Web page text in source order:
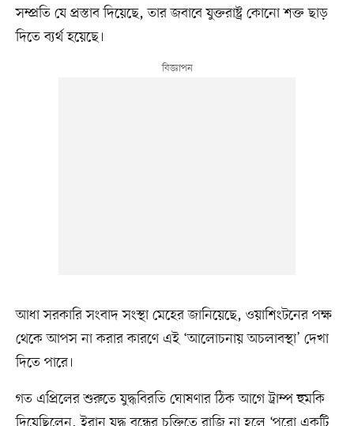
সম্প্রতি যে প্রস্তাব দিয়েছে, তার জবাবে যুক্তরাষ্ট্র কোনো শক্ত ছাড়
দিতে ব্যর্থ হয়েছে।
আধা সরকারি সংবাদ সংস্থা মেহের জানিয়েছে, ওয়াশিংটনের পক্ষ
থেকে আপস না করার কারণে এই ‘আলোচনায় অচলাবস্থা’ দেখা
দিতে পারে।
গত এপ্রিলের শুরুতে যুদ্ধবিরতি ঘোষণার ঠিক আগে ট্রাম্প হুমকি